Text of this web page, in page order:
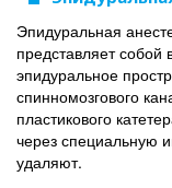
Эпидуральная
представляет
эпидуральное
спинномозгового
пластикового
через специальную
удаляют.